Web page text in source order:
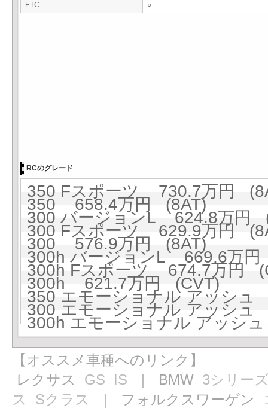
ETC ○
RCのグレード
350 Fスポーツ 730.7万円
350 658.4万円 (8AT)
300 バージョンL 624.8万円
300 Fスポーツ 629.9万円
300 576.9万円 (8AT)
300h バージョンL 669.6万
300h Fスポーツ 674.7万円
300h 621.7万円 (CVT)
350 エモーショナル アッシ
300 エモーショナル アッシ
300h エモーショナル アッシ
【オススメ車種へのリンク】
レクサス GS IS ｜ BMW 3シリー
ス
Sクラス ｜ フォルクスワーゲン